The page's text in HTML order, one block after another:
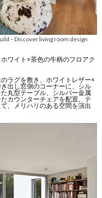
–Discover living room design
ワイト×茶色の牛柄のフロアク
ラグを敷き、ホワイトレザー×
出し窓側のコーナーに、シル
丸型テーブル、シルバー金属
カウンターチェアを配置。テ
、メリハリのある空間を演出